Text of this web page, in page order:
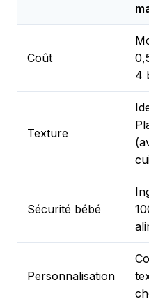
Coût
4
Texture
Sécurité bébé
Personnalisation